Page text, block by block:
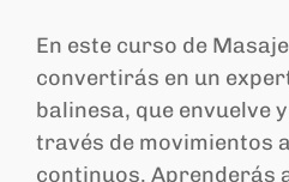
En este curso de
convertirás en un
balinesa, que envuelve
través de movimientos
continuos. Aprenderás